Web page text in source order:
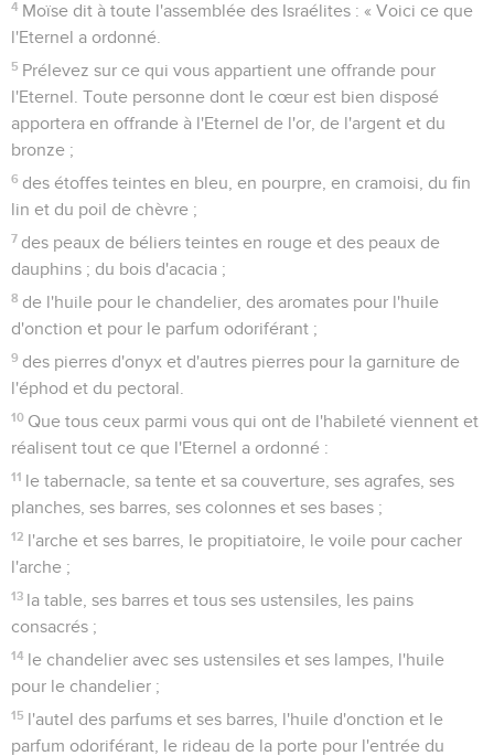
4 Moïse dit à toute l'assemblée des Israélites : « Voici ce que
l'Eternel a ordonné.
5 Prélevez sur ce qui vous appartient une offrande pour
l'Eternel. Toute personne dont le cœur est bien disposé
apportera en offrande à l'Eternel de l'or, de l'argent et du
bronze ;
6 des étoffes teintes en bleu, en pourpre, en cramoisi, du fin
lin et du poil de chèvre ;
7 des peaux de béliers teintes en rouge et des peaux de
dauphins ; du bois d'acacia ;
8 de l'huile pour le chandelier, des aromates pour l'huile
d'onction et pour le parfum odoriférant ;
9 des pierres d'onyx et d'autres pierres pour la garniture de
l'éphod et du pectoral.
10 Que tous ceux parmi vous qui ont de l'habileté viennent et
réalisent tout ce que l'Eternel a ordonné :
11 le tabernacle, sa tente et sa couverture, ses agrafes, ses
planches, ses barres, ses colonnes et ses bases ;
12 l'arche et ses barres, le propitiatoire, le voile pour cacher
l'arche ;
13 la table, ses barres et tous ses ustensiles, les pains
consacrés ;
14 le chandelier avec ses ustensiles et ses lampes, l'huile
pour le chandelier ;
15 l'autel des parfums et ses barres, l'huile d'onction et le
parfum odoriférant, le rideau de la porte pour l'entrée du